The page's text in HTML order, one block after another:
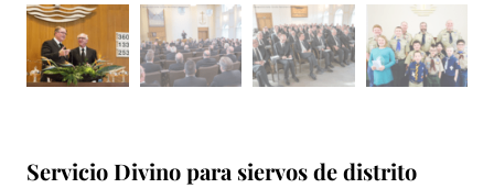
Servicio Divino para siervos de distrito